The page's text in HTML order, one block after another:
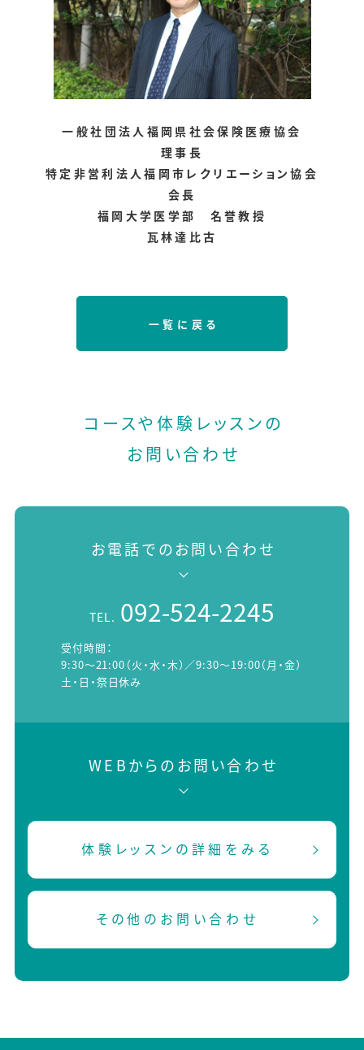
一般社団法人福岡県社会保険医療協会
理事長
特定非営利法人福岡市レクリエーション協会
会長
福岡大学医学部 名誉教授
瓦林達比古
一覧に戻る
コースや体験レッスンの
お問い合わせ
お電話でのお問い合わせ
TEL. 092-524-2245
受付時間：
9:30～21:00（火・水・木）／9:30～19:00（月・金）
土・日・祭日休み
WEBからのお問い合わせ
体験レッスンの詳細をみる
その他のお問い合わせ